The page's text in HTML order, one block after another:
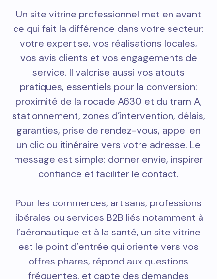
Un site vitrine professionnel met en avant
ce qui fait la différence dans votre secteur:
votre expertise, vos réalisations locales,
vos avis clients et vos engagements de
service. Il valorise aussi vos atouts
pratiques, essentiels pour la conversion:
proximité de la rocade A630 et du tram A,
stationnement, zones d’intervention, délais,
garanties, prise de rendez-vous, appel en
un clic ou itinéraire vers votre adresse. Le
message est simple: donner envie, inspirer
confiance et faciliter le contact.
Pour les commerces, artisans, professions
libérales ou services B2B liés notamment à
l’aéronautique et à la santé, un site vitrine
est le point d’entrée qui oriente vers vos
offres phares, répond aux questions
fréquentes, et capte des demandes